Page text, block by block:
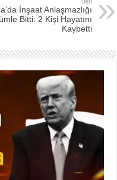
İnşaat Anlaşmazlığı
Bitti: 2 Kişi Hayatını
Kaybetti